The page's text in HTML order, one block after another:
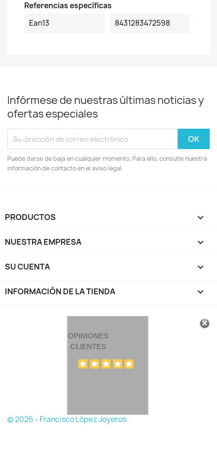
Referencias específicas
Ean13
8431283472598
Infórmese de nuestras últimas noticias y
ofertas especiales
Puede darse de baja en cualquier momento. Para ello, consulte nuestra
información de contacto en el aviso legal.
PRODUCTOS 
NUESTRA EMPRESA 
SU CUENTA 
INFORMACIÓN DE LA TIENDA keyboard_arrow_down
OPINIONES
CLIENTES
© 2026 - Francisco López Joyeros